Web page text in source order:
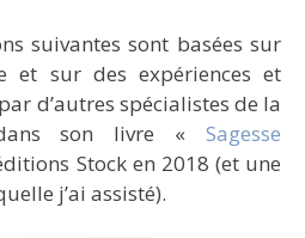
suivantes sont basées sur
et sur des expériences et
d’autres spécialistes de la
son livre « Sagesse
Stock en 2018 (et une
j’ai assisté).